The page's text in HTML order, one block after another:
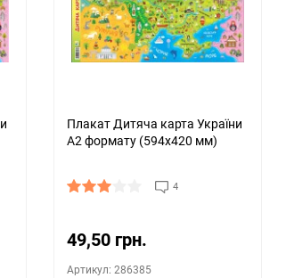
150
Плакат Дитяча карта України
А2 формату (594х420 мм)
4
49,50 грн.
Артикул: 286385